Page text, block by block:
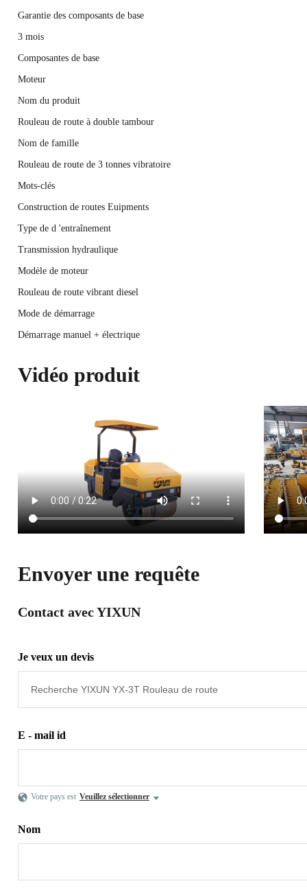
Garantie des composants de base
3 mois
Composantes de base
Moteur
Nom du produit
Rouleau de route à double tambour
Nom de famille
Rouleau de route de 3 tonnes vibratoire
Mots-clés
Construction de routes Euipments
Type de d 'entraînement
Transmission hydraulique
Modèle de moteur
Rouleau de route vibrant diesel
Mode de démarrage
Démarrage manuel + électrique
Vidéo produit
Envoyer une requête
Contact avec YIXUN
Je veux un devis
E - mail id
Votre pays est Veuillez sélectionner
Nom